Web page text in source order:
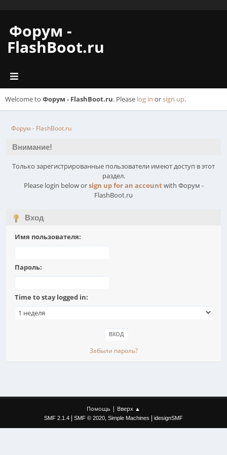
Форум -
FlashBoot.ru
Welcome to Форум - FlashBoot.ru. Please log in orsign up.
Форум - FlashBoot.ru
Внимание!
Только зарегистрированные пользователи имеют доступ в этот
раздел.
Please login below orsign up for an accountwith Форум -
FlashBoot.ru
Вход
Имя пользователя:
Пароль:
Time to stay logged in:
Забыли пароль?
Помощь | Вверх ▲
SMF 2.1.4 SMF © 2020, Simple Machines idesignSMF